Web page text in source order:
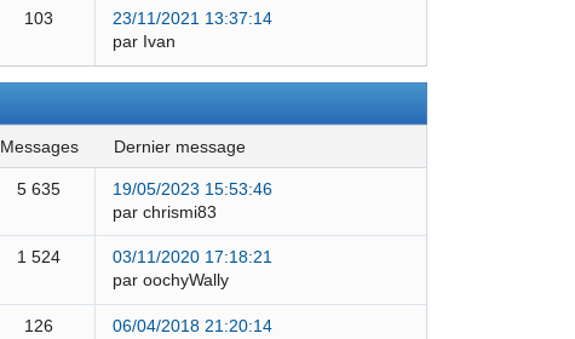
103
23/11/2021 13:37:14
par Ivan
messages dernier message
5 635
19/05/2023 15:53:46
par chrismi83
1 524
03/11/2020 17:18:21
par oochyWally
126
06/04/2018 21:20:14